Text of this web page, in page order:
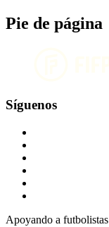
Pie de página
Síguenos
Apoyando a